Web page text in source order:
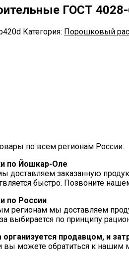
ГОСТ
Категория: Порошковый
по всем регионам России.
по Йошкар-Оле
заказанную
быстро. Позвоните
по России
регионам мы доставляем
выбирается по принципу
организуется продавцом, и
вы можете обратиться к